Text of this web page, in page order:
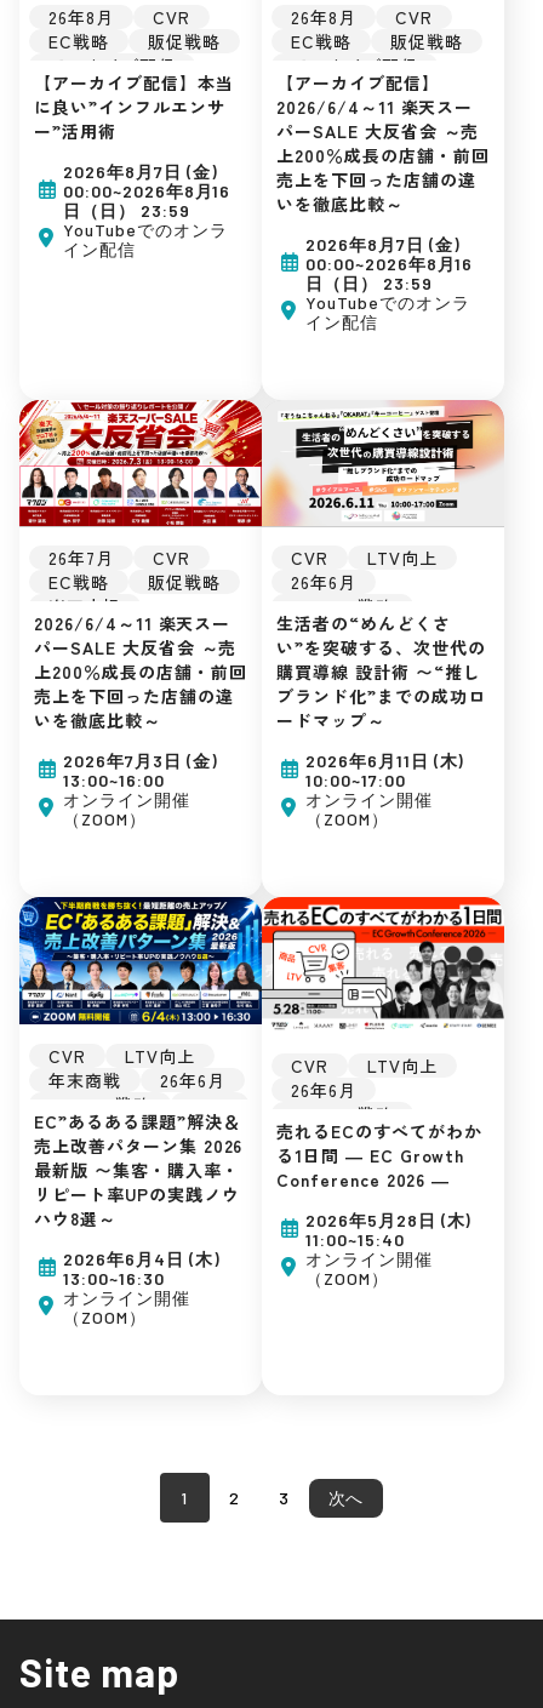
26年8月
CVR
EC戦略
販促戦略
アーカイブ配信
楽天市場
初めてのEC
広告運用
集客ノウハウ
【アーカイブ配信】本当
に良い”インフルエンサ
ー”活用術
2026年8月7日 (金)
00:00~2026年8月16
日（日） 23:59
YouTubeでのオンラ
イン配信
26年8月
CVR
EC戦略
販促戦略
アーカイブ配信
楽天市場
初めてのEC
広告運用
集客ノウハウ
【アーカイブ配信】
2026/6/4～11 楽天スー
パーSALE 大反省会 ～売
上200％成長の店舗・前回
売上を下回った店舗の違
いを徹底比較～
2026年8月7日 (金)
00:00~2026年8月16
日（日） 23:59
YouTubeでのオンラ
イン配信
26年7月
CVR
EC戦略
販促戦略
楽天市場
初めてのEC
広告運用
集客ノウハウ
2026/6/4～11 楽天スー
パーSALE 大反省会 ～売
上200％成長の店舗・前回
売上を下回った店舗の違
いを徹底比較～
2026年7月3日 (金)
13:00~16:00
オンライン開催
（ZOOM）
CVR
LTV向上
26年6月
Amazon戦略
TikTok Shop
EC戦略
ライブコマース
販促戦略
TikTok
楽天市場
Yahoo!ショッピング
D2C
自社EC
初めてのEC
広告運用
生活者の“めんどくさ
い”を突破する、次世代の
購買導線 設計術 〜“推し
ブランド化”までの成功ロ
ードマップ～
2026年6月11日 (木)
10:00~17:00
オンライン開催
（ZOOM）
CVR
LTV向上
年末商戦
26年6月
Amazon戦略
EC戦略
販促戦略
楽天市場
Amazon
Yahoo!ショッピング
D2C
自社EC
初めてのEC
広告運用
集客ノウハウ
EC”あるある課題”解決＆
売上改善パターン集 2026
最新版 〜集客・購入率・
リピート率UPの実践ノウ
ハウ8選～
2026年6月4日 (木)
13:00~16:30
オンライン開催
（ZOOM）
CVR
LTV向上
26年6月
Amazon戦略
EC戦略
販促戦略
楽天市場
Amazon
Yahoo!ショッピング
D2C
自社EC
初めてのEC
広告運用
集客ノウハウ
売れるECのすべてがわか
る1日間 ― EC Growth
Conference 2026 ―
2026年5月28日 (木)
11:00~15:40
オンライン開催
（ZOOM）
1 2 3 次へ
Site map